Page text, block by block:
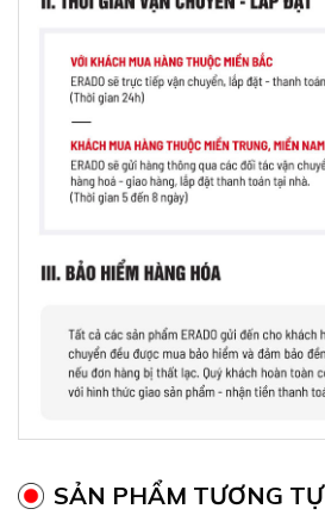
SẢN PHẨM TƯƠNG TỰ